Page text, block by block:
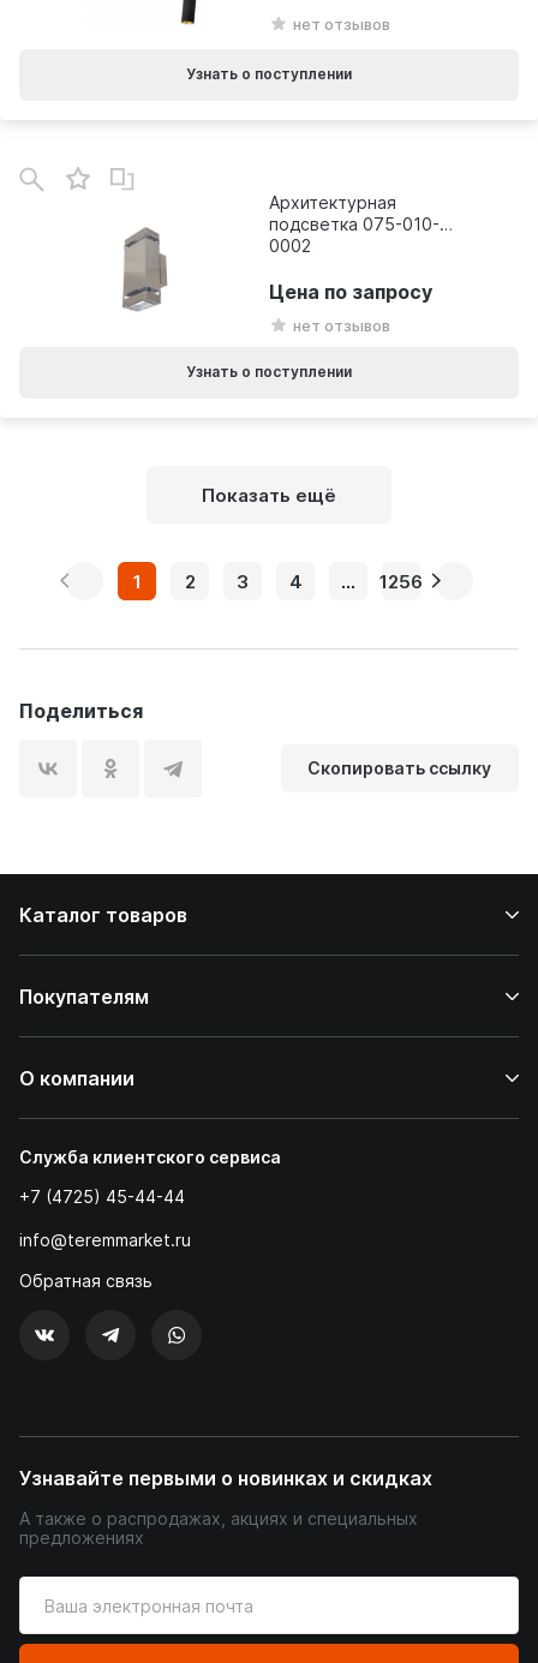
нет отзывов
Узнать о поступлении
Архитектурная
подсветка 075-010-
0002
нет отзывов
Цена по запросу
Узнать о поступлении
Показать ещё
1 2 3 4 ... 1256
Поделиться
Скопировать ссылку
Каталог товаров
Покупателям
О компании
Служба клиентского сервиса
+7 (4725) 45-44-44
info@teremmarket.ru
Обратная связь
Узнавайте первыми о новинках и скидках
А также о распродажах, акциях и специальных
предложениях
ваш
адрес